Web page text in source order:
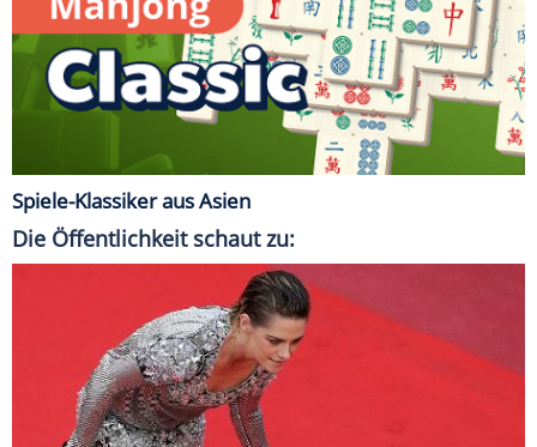
Spiele-Klassiker aus Asien
Die Öffentlichkeit schaut zu: